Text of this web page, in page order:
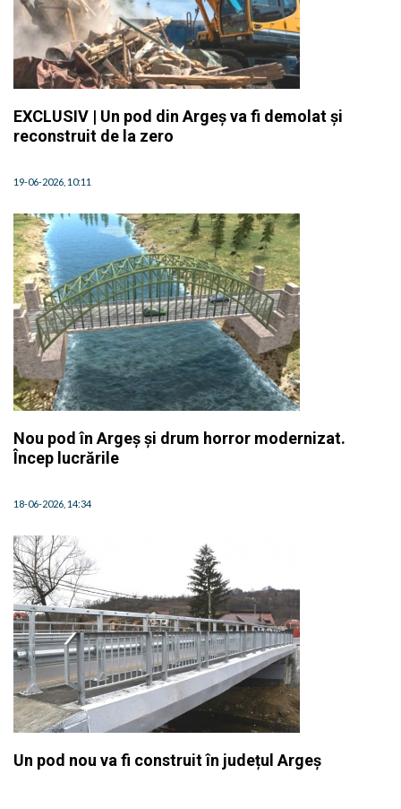
EXCLUSIV | Un pod din Argeș va fi demolat și
reconstruit de la zero
19-06-2026, 10:11
Nou pod în Argeș și drum horror modernizat.
Încep lucrările
18-06-2026, 14:34
Un pod nou va fi construit în județul Argeș